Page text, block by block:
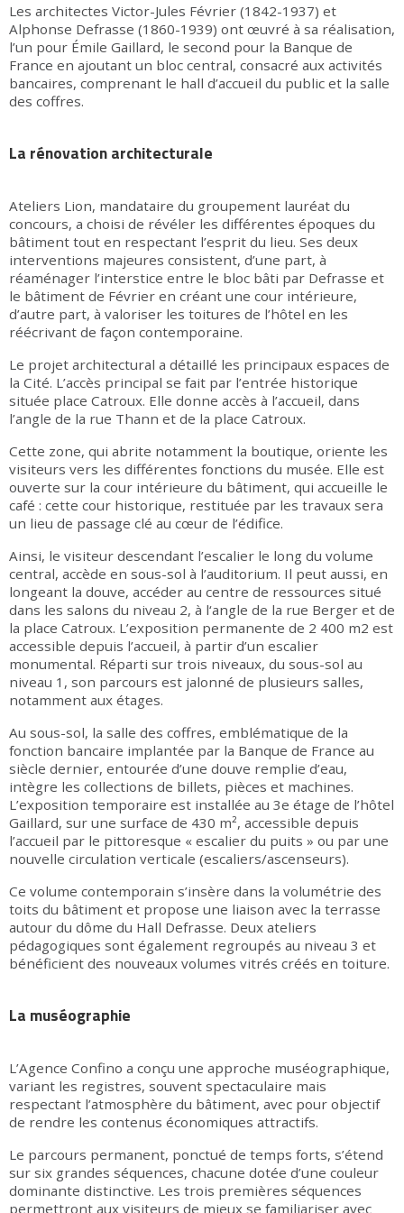
Les architectes Victor-Jules Février (1842-1937) et
Alphonse Defrasse (1860-1939) ont œuvré à sa réalisation,
l’un pour Émile Gaillard, le second pour la Banque de
France en ajoutant un bloc central, consacré aux activités
bancaires, comprenant le hall d’accueil du public et la salle
des coffres.
La rénovation architecturale
Ateliers Lion, mandataire du groupement lauréat du
concours, a choisi de révéler les différentes époques du
bâtiment tout en respectant l’esprit du lieu. Ses deux
interventions majeures consistent, d’une part, à
réaménager l’interstice entre le bloc bâti par Defrasse et
le bâtiment de Février en créant une cour intérieure,
d’autre part, à valoriser les toitures de l’hôtel en les
réécrivant de façon contemporaine.
Le projet architectural a détaillé les principaux espaces de
la Cité. L’accès principal se fait par l’entrée historique
située place Catroux. Elle donne accès à l’accueil, dans
l’angle de la rue Thann et de la place Catroux.
Cette zone, qui abrite notamment la boutique, oriente les
visiteurs vers les différentes fonctions du musée. Elle est
ouverte sur la cour intérieure du bâtiment, qui accueille le
café : cette cour historique, restituée par les travaux sera
un lieu de passage clé au cœur de l’édifice.
Ainsi, le visiteur descendant l’escalier le long du volume
central, accède en sous-sol à l’auditorium. Il peut aussi, en
longeant la douve, accéder au centre de ressources situé
dans les salons du niveau 2, à l‘angle de la rue Berger et de
la place Catroux. L’exposition permanente de 2 400 m2 est
accessible depuis l’accueil, à partir d’un escalier
monumental. Réparti sur trois niveaux, du sous-sol au
niveau 1, son parcours est jalonné de plusieurs salles,
notamment aux étages.
Au sous-sol, la salle des coffres, emblématique de la
fonction bancaire implantée par la Banque de France au
siècle dernier, entourée d’une douve remplie d’eau,
intègre les collections de billets, pièces et machines.
L’exposition temporaire est installée au 3e étage de l’hôtel
Gaillard, sur une surface de 430 m², accessible depuis
l’accueil par le pittoresque « escalier du puits » ou par une
nouvelle circulation verticale (escaliers/ascenseurs).
Ce volume contemporain s’insère dans la volumétrie des
toits du bâtiment et propose une liaison avec la terrasse
autour du dôme du Hall Defrasse. Deux ateliers
pédagogiques sont également regroupés au niveau 3 et
bénéficient des nouveaux volumes vitrés créés en toiture.
La muséographie
L’Agence Confino a conçu une approche muséographique,
variant les registres, souvent spectaculaire mais
respectant l’atmosphère du bâtiment, avec pour objectif
de rendre les contenus économiques attractifs.
Le parcours permanent, ponctué de temps forts, s’étend
sur six grandes séquences, chacune dotée d’une couleur
dominante distinctive. Les trois premières séquences
permettront aux visiteurs de mieux se familiariser avec